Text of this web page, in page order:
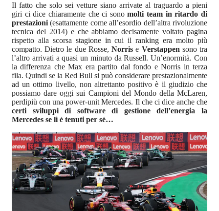
Il fatto che solo sei vetture siano arrivate al traguardo a pieni
giri ci dice chiaramente che ci sonomolti team in ritardo di
prestazioni (esattamente come all’esordio dell’altra rivoluzione
tecnica del 2014) e che abbiamo decisamente voltato pagina
rispetto alla scorsa stagione in cui il ranking era molto più
compatto. Dietro le due Rosse,Norrise Verstappen sono tra
l’altro arrivati a quasi un minuto da Russell. Un’enormità. Con
la differenza che Max era partito dal fondo e Norris in terza
fila. Quindi se la Red Bull si può considerare prestazionalmente
ad un ottimo livello, non altrettanto positivo è il giudizio che
possiamo dare oggi sui Campioni del Mondo della McLaren,
perdipiù con una power-unit Mercedes. Il che ci dice anche che
certi sviluppi di software di gestione dell’energia la
Mercedes se li è tenuti per sé…